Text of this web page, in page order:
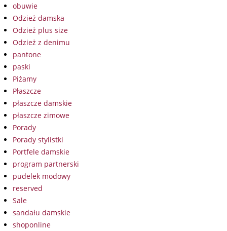
obuwie
Odzież damska
Odzież plus size
Odzież z denimu
pantone
paski
Piżamy
Płaszcze
płaszcze damskie
płaszcze zimowe
Porady
Porady stylistki
Portfele damskie
program partnerski
pudelek modowy
reserved
Sale
sandału damskie
shoponline